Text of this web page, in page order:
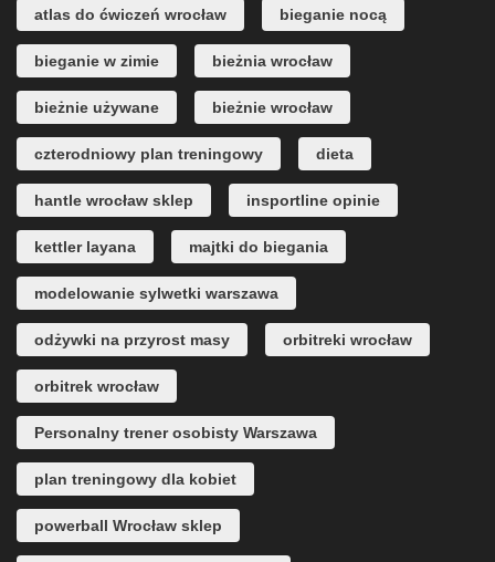
atlas do ćwiczeń wrocław bieganie nocą
bieganie w zimie bieżnia wrocław
bieżnie używane bieżnie wrocław
czterodniowy plan treningowy dieta
hantle wrocław sklep insportline opinie
kettler layana majtki do biegania
modelowanie sylwetki warszawa
odżywki na przyrost masy orbitreki wrocław
orbitrek wrocław
Personalny trener osobisty Warszawa
plan treningowy dla kobiet
powerball Wrocław sklep